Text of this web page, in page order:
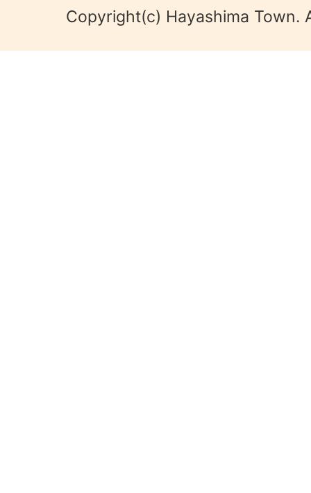
Copyright(c) Hayashima Town.